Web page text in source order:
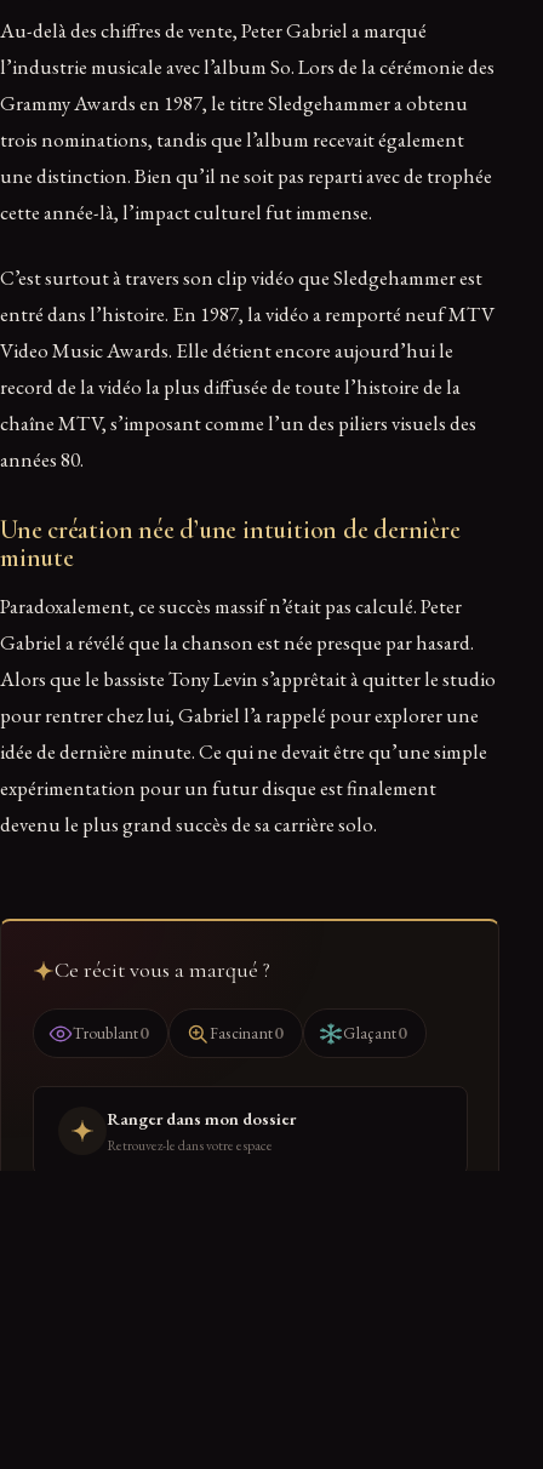
Au-delà des chiffres de vente, Peter Gabriel a marqué
l’industrie musicale avec l’album So. Lors de la cérémonie des
Grammy Awards en 1987, le titre Sledgehammer a obtenu
trois nominations, tandis que l’album recevait également
une distinction. Bien qu’il ne soit pas reparti avec de trophée
cette année-là, l’impact culturel fut immense.
C’est surtout à travers son clip vidéo que Sledgehammer est
entré dans l’histoire. En 1987, la vidéo a remporté neuf MTV
Video Music Awards. Elle détient encore aujourd’hui le
record de la vidéo la plus diffusée de toute l’histoire de la
chaîne MTV, s’imposant comme l’un des piliers visuels des
années 80.
Une création née d’une intuition de dernière
minute
Paradoxalement, ce succès massif n’était pas calculé. Peter
Gabriel a révélé que la chanson est née presque par hasard.
Alors que le bassiste Tony Levin s’apprêtait à quitter le studio
pour rentrer chez lui, Gabriel l’a rappelé pour explorer une
idée de dernière minute. Ce qui ne devait être qu’une simple
expérimentation pour un futur disque est finalement
devenu le plus grand succès de sa carrière solo.
Ce récit vous a marqué ?
Troublant0 Fascinant0 Glaçant0
Ranger dans mon dossier
Retrouvez-le dans votre espace